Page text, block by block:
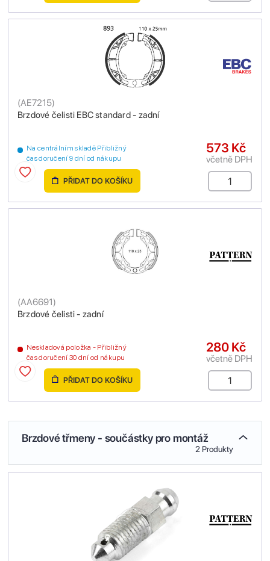
Brzdové čelisti EBC standard - zadní
(AE7215)
Na centrálním skladě Přibližný
čas doručení 9 dní od nákupu
573 Kč
včetně DPH
PŘIDAT DO KOŠÍKU
Brzdové čelisti - zadní
(AA6691)
Neskladová položka - Přibližný
čas doručení 30 dní od nákupu
280 Kč
včetně DPH
PŘIDAT DO KOŠÍKU
Brzdové třmeny - součástky pro montáž
2 Produkty